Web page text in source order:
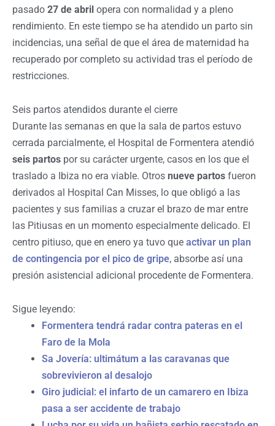
pasado 27 de abril opera con normalidad y a pleno
rendimiento. En este tiempo se ha atendido un parto sin
incidencias, una señal de que el área de maternidad ha
recuperado por completo su actividad tras el período de
restricciones.
Seis partos atendidos durante el cierre
Durante las semanas en que la sala de partos estuvo
cerrada parcialmente, el Hospital de Formentera atendió
seis partos por su carácter urgente, casos en los que el
traslado a Ibiza no era viable. Otros nueve partos fueron
derivados al Hospital Can Misses, lo que obligó a las
pacientes y sus familias a cruzar el brazo de mar entre
las Pitiusas en un momento especialmente delicado. El
centro pitiuso, que en enero ya tuvo que activar un plan
de contingencia por el pico de gripe, absorbe así una
presión asistencial adicional procedente de Formentera.
Sigue leyendo:
Formentera tendrá radar contra pateras en el
Faro de la Mola
Sa Jovería: ultimátum a las caravanas que
sobrevivieron al desalojo
Giro judicial: el infarto de un camarero en Ibiza
pasa a ser accidente de trabajo